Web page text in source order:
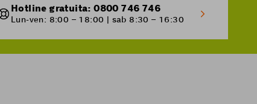
Hotline gratuita: 0800 746 746
Lun-ven: 8:00 – 18:00 | sab 8:30 – 16:30